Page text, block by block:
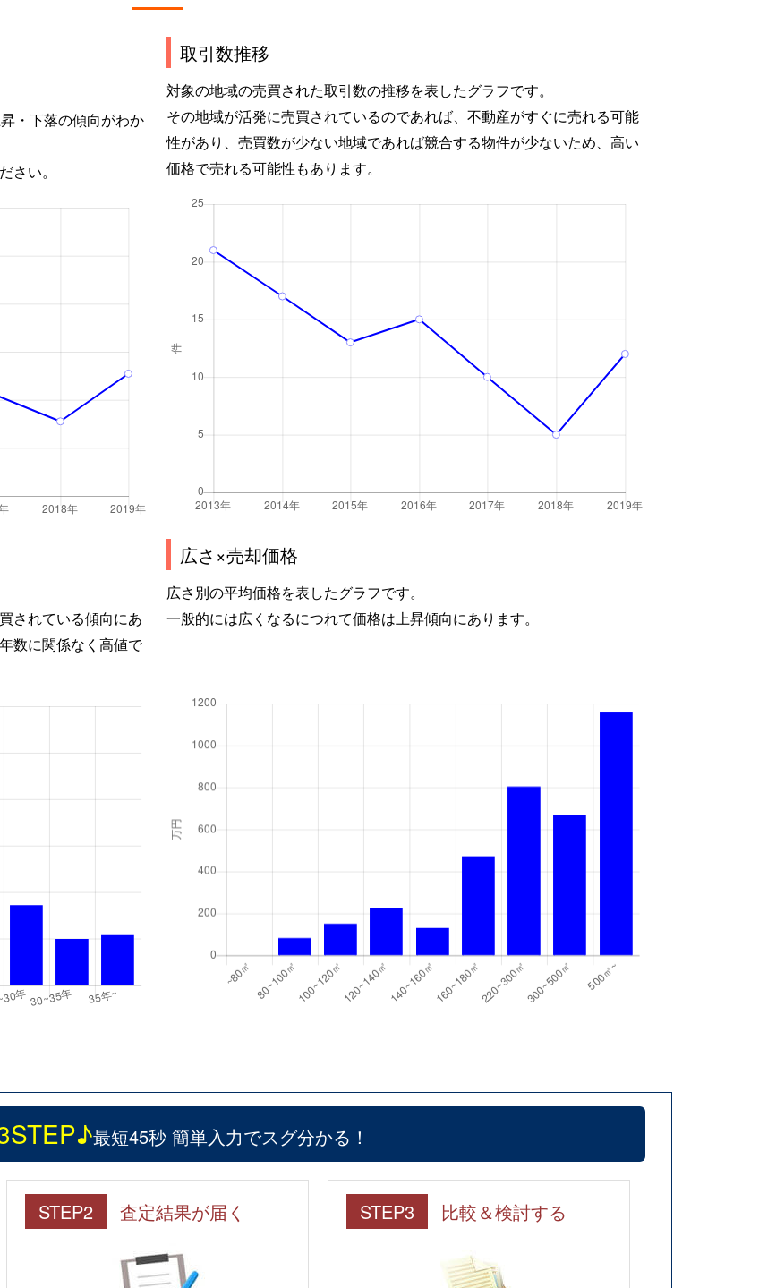
・下落の傾向がわか
さい。
取引数推移
対象の地域の売買された取引数の推移を表したグラフです。
その地域が活発に売買されているのであれば、不動産がすぐに売れる可能
性があり、売買数が少ない地域であれば競合する物件が少ないため、高い
価格で売れる可能性もあります。
されている傾向にあ
数に関係なく高値で
広さ×売却価格
広さ別の平均価格を表したグラフです。
一般的には広くなるにつれて価格は上昇傾向にあります。
最短45秒 簡単入力でスグ分かる！
STEP2 査定結果が届く STEP3 比較＆検討する